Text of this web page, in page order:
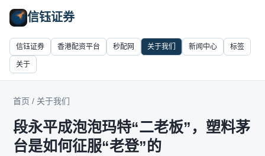
信钰证券
信钰证券 香港配资平台 秒配网 关于我们 新闻中心 标签
关于
首页 / 关于我们
段永平成泡泡玛特“二老板”，塑料茅
台是如何征服“老登”的